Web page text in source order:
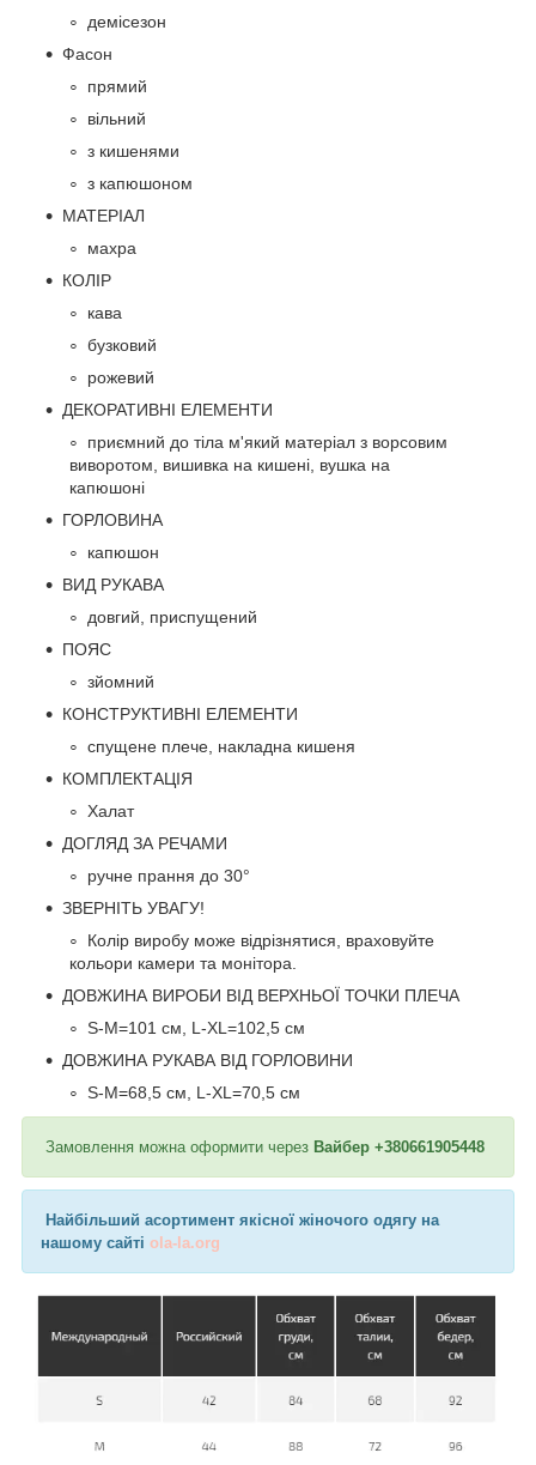
демісезон
Фасон
прямий
вільний
з кишенями
з капюшоном
МАТЕРІАЛ
махра
КОЛІР
кава
бузковий
рожевий
ДЕКОРАТИВНІ ЕЛЕМЕНТИ
приємний до тіла м'який матеріал з ворсовим
виворотом, вишивка на кишені, вушка на
капюшоні
ГОРЛОВИНА
капюшон
ВИД РУКАВА
довгий, приспущений
ПОЯС
зйомний
КОНСТРУКТИВНІ ЕЛЕМЕНТИ
спущене плече, накладна кишеня
КОМПЛЕКТАЦІЯ
Халат
ДОГЛЯД ЗА РЕЧАМИ
ручне прання до 30°
ЗВЕРНІТЬ УВАГУ!
Колір виробу може відрізнятися, враховуйте
кольори камери та монітора.
ДОВЖИНА ВИРОБИ ВІД ВЕРХНЬОЇ ТОЧКИ ПЛЕЧА
S-M=101 см, L-XL=102,5 см
ДОВЖИНА РУКАВА ВІД ГОРЛОВИНИ
S-M=68,5 см, L-XL=70,5 см
Замовлення можна оформити через Вайбер +380661905448
Найбільший асортимент якісної жіночого одягу на
нашому сайті ola-la.org